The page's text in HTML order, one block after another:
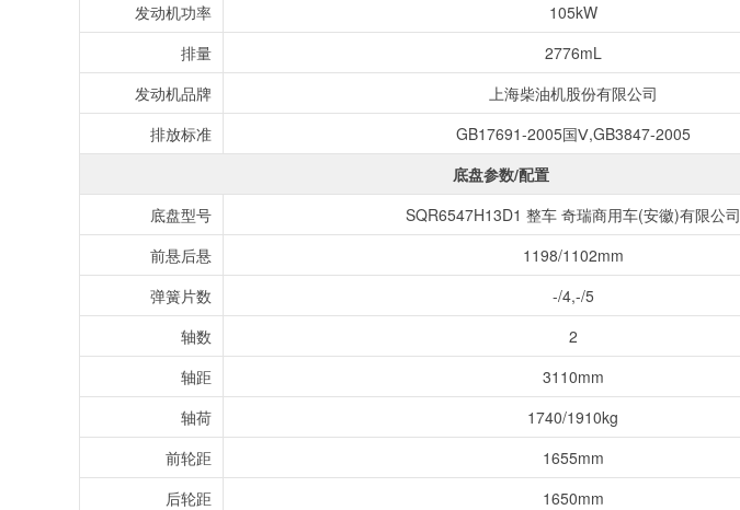
发动机功率
105kW
排量
2776mL
发动机品牌
上海柴油机股份有限公司
排放标准
GB17691-2005国Ⅴ,GB3847-2005
底盘参数/配置
底盘型号
SQR6547H13D1 整车 奇瑞商用车(安徽)有限公司
前悬后悬
1198/1102mm
弹簧片数
-/4,-/5
轴数
2
轴距
3110mm
轴荷
1740/1910kg
前轮距
1655mm
后轮距
1650mm